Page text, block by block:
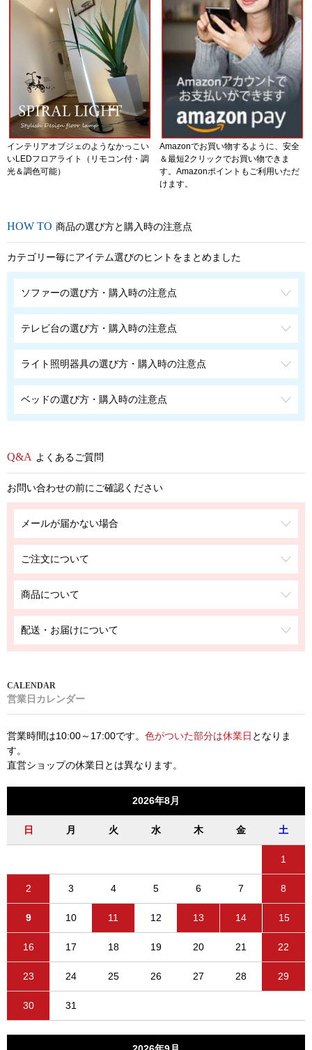
インテリアオブジェのようなかっこい
いLEDフロアライト（リモコン付・調
光＆調色可能）
Amazonでお買い物するように、安全
＆最短2クリックでお買い物できま
す。Amazonポイントもご利用いただ
けます。
商品の選び方と購入時の注意点
カテゴリー毎にアイテム選びのヒントをまとめました
ソファーの選び方・購入時の注意点
テレビ台の選び方・購入時の注意点
ライト照明器具の選び方・購入時の注意点
ベッドの選び方・購入時の注意点
よくあるご質問
お問い合わせの前にご確認ください
メールが届かない場合
ご注文について
商品について
配送・お届けについて
営業日カレンダー
営業時間は10:00～17:00です。 色がついた部分は休業日 となりま
す。
直営ショップの休業日とは異なります。
2026年8月
日 月 火 水 木 金 土
1
2 3 4 5 6 7 8
9 10 11 12 13 14 15
16 17 18 19 20 21 22
23 24 25 26 27 28 29
30 31